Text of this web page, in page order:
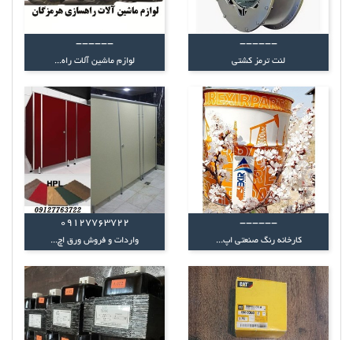
------
لنت ترمز کشتی
------
لوازم ماشین آلات راه...
------
کارخانه رنگ صنعتی اپ...
09127763722
واردات و فروش ورق اچ...